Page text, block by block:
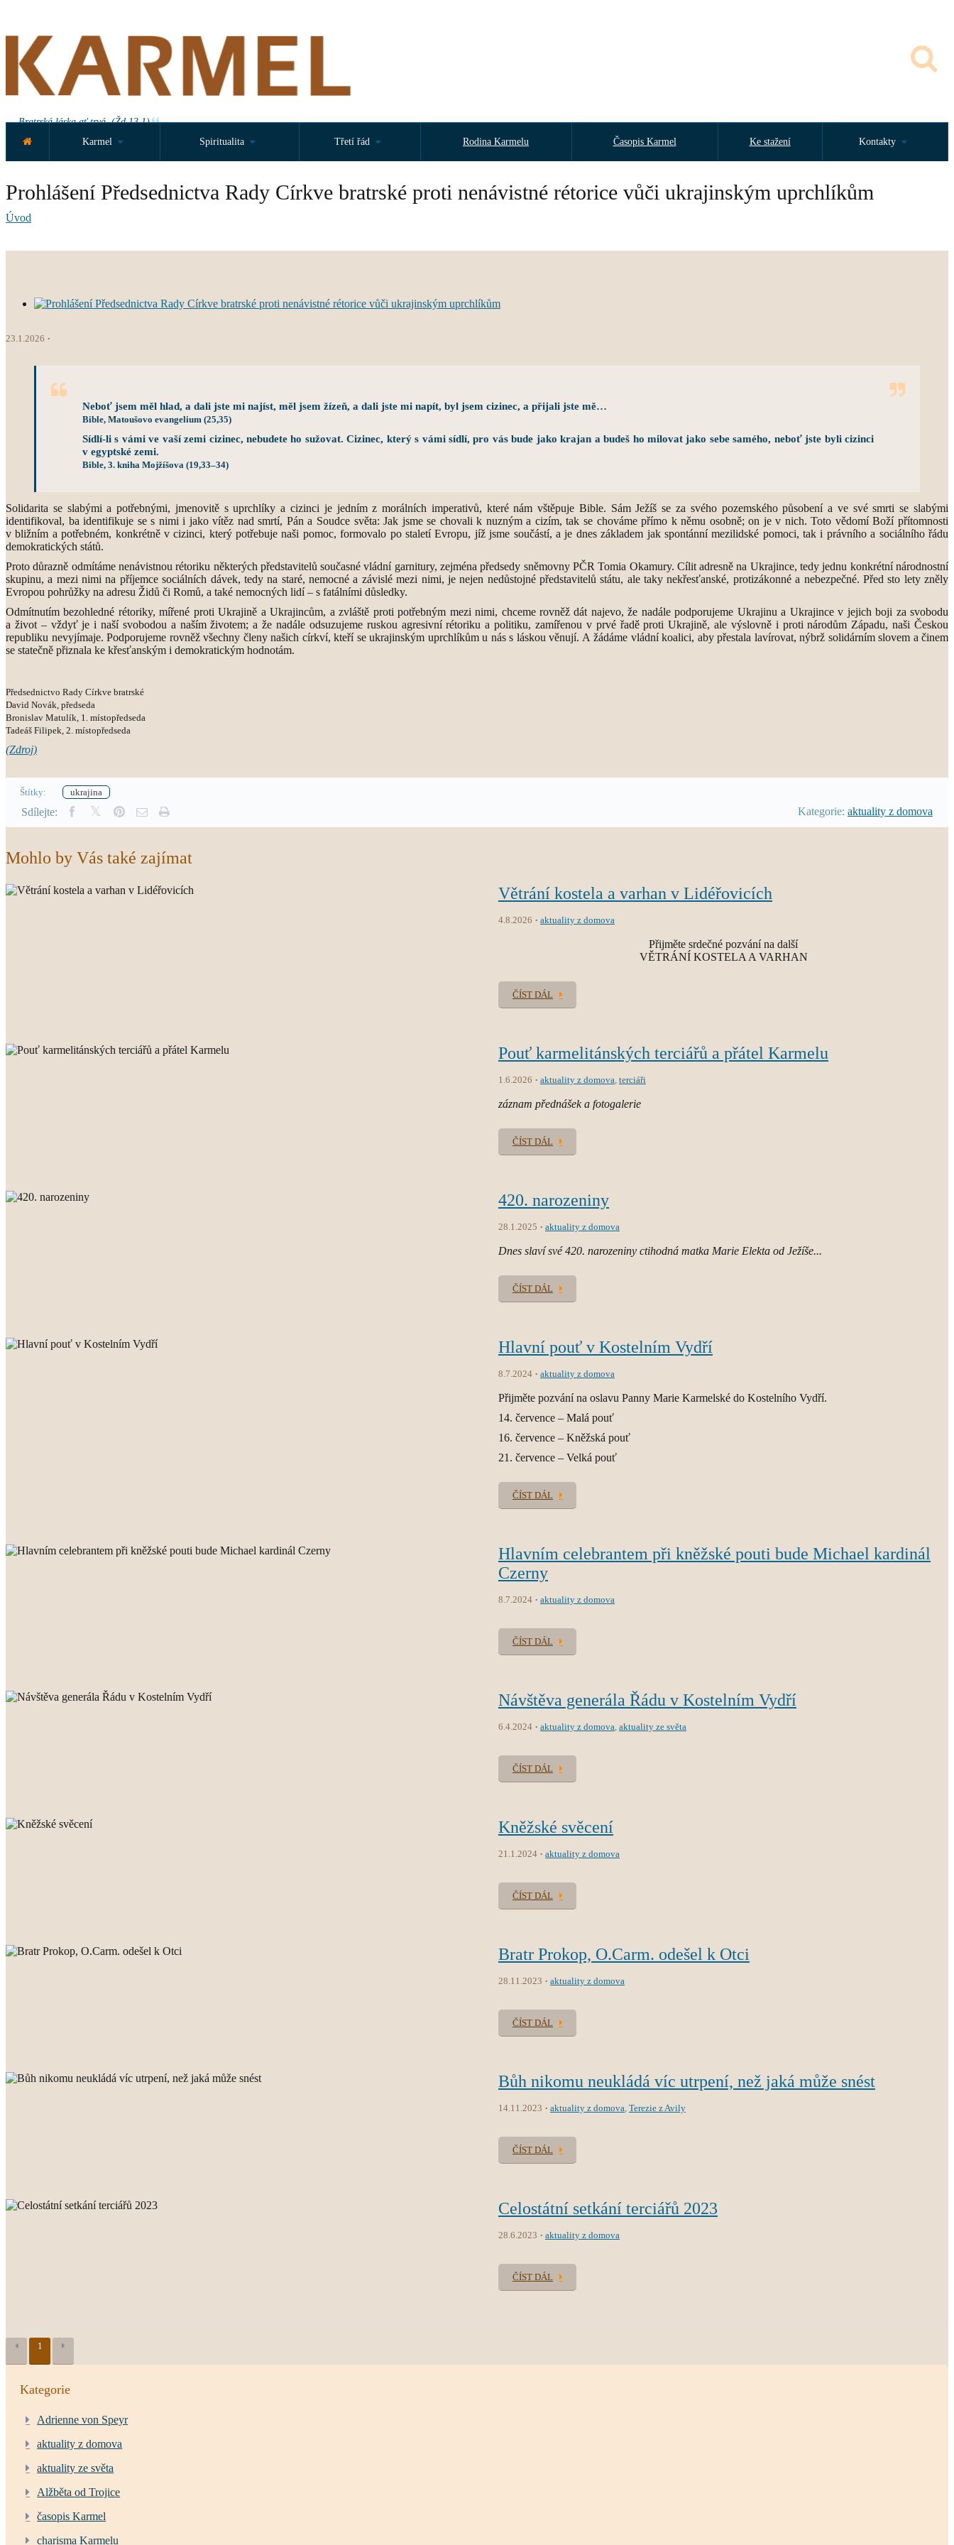
Bratrská láska ať trvá. (Žd 13,1)
Karmel
Spiritualita Třetí řád Rodina Karmelu Časopis Karmel Ke stažení Kontakty
Prohlášení Předsednictva Rady Církve bratrské proti nenávistné rétorice vůči ukrajinským uprchlíkům
Úvod
23.1.2026
Neboť jsem měl hlad, a dali jste mi najíst, měl jsem žízeň, a dali jste mi napít, byl jsem cizinec, a přijali jste mě…
Bible, Matoušovo evangelium (25,35)
Sídlí-li s vámi ve vaší zemi cizinec, nebudete ho sužovat. Cizinec, který s vámi sídlí, pro vás bude jako krajan a budeš ho milovat jako sebe samého, neboť jste byli cizinci
v egyptské zemi.
Bible, 3. kniha Mojžíšova (19,33–34)
Solidarita se slabými a potřebnými, jmenovitě s uprchlíky a cizinci je jedním z morálních imperativů, které nám vštěpuje Bible. Sám Ježíš se za svého pozemského působení a ve své smrti se slabými
identifikoval, ba identifikuje se s nimi i jako vítěz nad smrtí, Pán a Soudce světa: Jak jsme se chovali k nuzným a cizím, tak se chováme přímo k němu osobně; on je v nich. Toto vědomí Boží přítomnosti
v bližním a potřebném, konkrétně v cizinci, který potřebuje naši pomoc, formovalo po staletí Evropu, jíž jsme součástí, a je dnes základem jak spontánní mezilidské pomoci, tak i právního a sociálního řádu
demokratických států.
Proto důrazně odmítáme nenávistnou rétoriku některých představitelů současné vládní garnitury, zejména předsedy sněmovny PČR Tomia Okamury. Cílit adresně na Ukrajince, tedy jednu konkrétní národnostní
skupinu, a mezi nimi na příjemce sociálních dávek, tedy na staré, nemocné a závislé mezi nimi, je nejen nedůstojné představitelů státu, ale taky nekřesťanské, protizákonné a nebezpečné. Před sto lety zněly
Evropou pohrůžky na adresu Židů či Romů, a také nemocných lidí – s fatálními důsledky.
Odmítnutím bezohledné rétoriky, mířené proti Ukrajině a Ukrajincům, a zvláště proti potřebným mezi nimi, chceme rovněž dát najevo, že nadále podporujeme Ukrajinu a Ukrajince v jejich boji za svobodu
a život – vždyť je i naší svobodou a naším životem; a že nadále odsuzujeme ruskou agresivní rétoriku a politiku, zamířenou v prvé řadě proti Ukrajině, ale výslovně i proti národům Západu, naši Českou
republiku nevyjímaje. Podporujeme rovněž všechny členy našich církví, kteří se ukrajinským uprchlíkům u nás s láskou věnují. A žádáme vládní koalici, aby přestala lavírovat, nýbrž solidárním slovem a činem
se statečně přiznala ke křesťanským i demokratickým hodnotám.
Předsednictvo Rady Církve bratrské
David Novák, předseda
Bronislav Matulík, 1. místopředseda
Tadeáš Filipek, 2. místopředseda
(Zdroj)
Štítky: ukrajina
Sdílejte: Kategorie: aktuality z domova
Mohlo by Vás také zajímat
Větrání kostela a varhan v Lidéřovicích
4.8.2026 aktuality z domova
Přijměte srdečné pozvání na další
VĚTRÁNÍ KOSTELA A VARHAN
ČÍST DÁL
Pouť karmelitánských terciářů a přátel Karmelu
1.6.2026 aktuality z domova, terciáři
záznam přednášek a fotogalerie
ČÍST DÁL
420. narozeniny
28.1.2025 aktuality z domova
Dnes slaví své 420. narozeniny ctihodná matka Marie Elekta od Ježíše...
ČÍST DÁL
Hlavní pouť v Kostelním Vydří
8.7.2024 aktuality z domova
Přijměte pozvání na oslavu Panny Marie Karmelské do Kostelního Vydří.
14. července – Malá pouť
16. července – Kněžská pouť
21. července – Velká pouť
ČÍST DÁL
Hlavním celebrantem při kněžské pouti bude Michael kardinál
Czerny
8.7.2024 aktuality z domova
ČÍST DÁL
Návštěva generála Řádu v Kostelním Vydří
6.4.2024 aktuality z domova, aktuality ze světa
ČÍST DÁL
Kněžské svěcení
21.1.2024 aktuality z domova
ČÍST DÁL
Bratr Prokop, O.Carm. odešel k Otci
28.11.2023 aktuality z domova
ČÍST DÁL
Bůh nikomu neukládá víc utrpení, než jaká může snést
14.11.2023 aktuality z domova, Terezie z Avily
ČÍST DÁL
Celostátní setkání terciářů 2023
28.6.2023 aktuality z domova
ČÍST DÁL
1
Kategorie
Adrienne von Speyr
aktuality z domova
aktuality ze světa
Alžběta od Trojice
časopis Karmel
charisma Karmelu